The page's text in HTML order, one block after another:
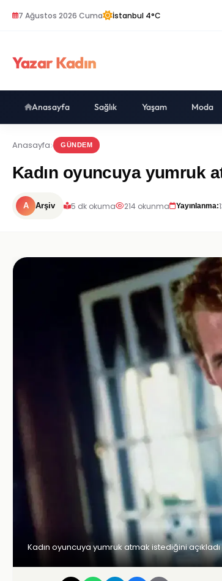
7 Ağustos 2026 Cuma İstanbul 4°C
Yazar Kadın
Anasayfa Sağlık Yaşam Moda
Anasayfa GÜNDEM
Kadın oyuncuya yumruk
A Arşiv 5 dk okuma 214 okunma Yayınlanma:
Kadın oyuncuya yumruk atmak istediğini açıkladı